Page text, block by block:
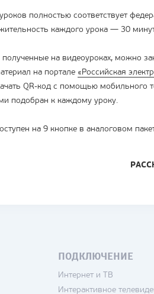
полностью соответствует
каждого урока — 30
на видеоуроках, можно
на портале «Российская
QR-код с помощью мобильного
подобран к каждому уроку.
на 9 кнопке в аналоговом
ПОДКЛЮЧЕНИЕ
Интернет и ТВ
Интерактивное